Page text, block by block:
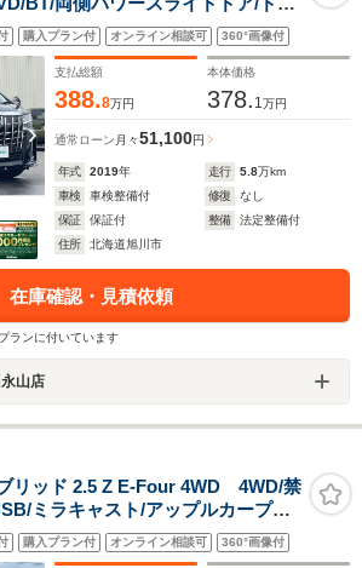
ワーシート/運転席メモリ付きパワ
ーター/前席シートベンチレーショ
購入プラン付 オンライン相談可 360°画像付
支払総額
388.8万円
本体価格
378. 1万円
通常ローン 月々51,100円
年式 2019年 走行 5.8万km
車検
車検整備付 修復
なし
保証
保証付 整備
法定整備付
住所
北海道旭川市
在庫確認・見積依頼
ランに付いています
山店
リッド 2.5 Z E-Four 4WD 4WD/禁
ミラキャスト/アップルカープレ
/電動リアゲート/両側パワースライ
ター/ステアリングヒーター
購入プラン付 オンライン相談可 360°画像付